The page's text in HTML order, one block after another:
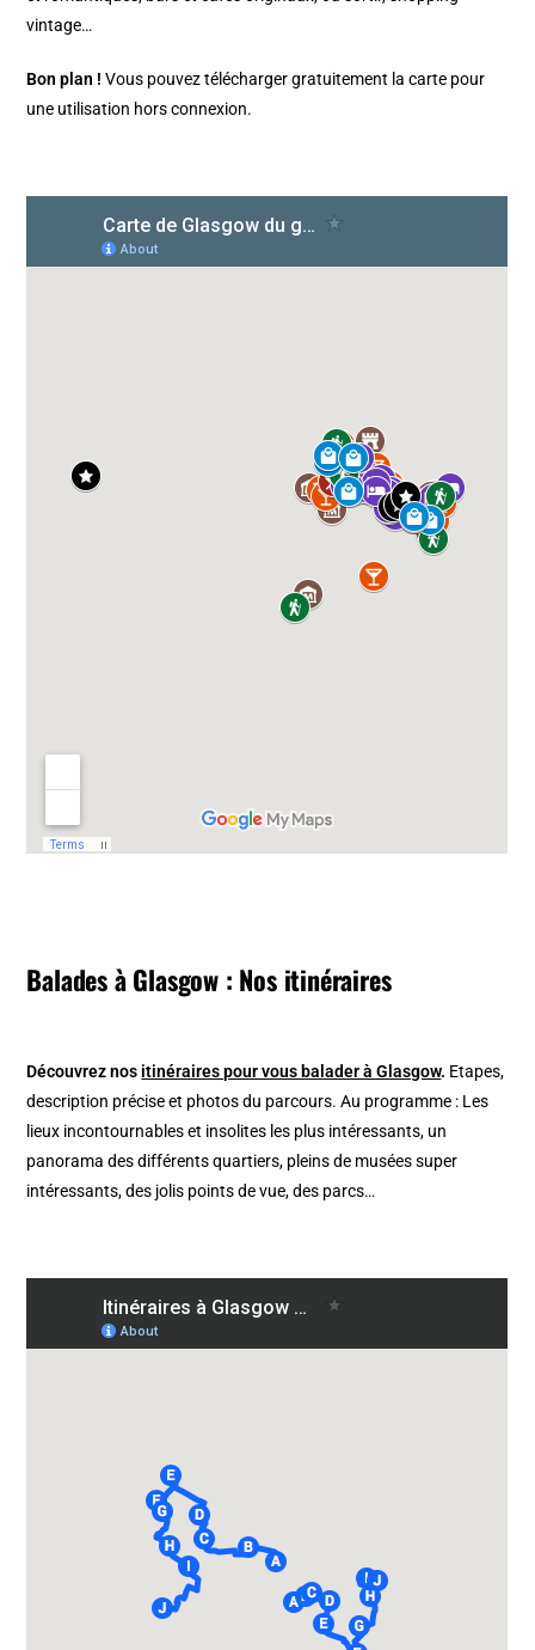
vintage…
Bon plan ! Vous pouvez télécharger gratuitement la carte pour
une utilisation hors connexion.
Balades à Glasgow : Nos itinéraires
Découvrez nos itinéraires pour vous balader à Glasgow. Etapes,
description précise et photos du parcours. Au programme : Les
lieux incontournables et insolites les plus intéressants, un
panorama des différents quartiers, pleins de musées super
intéressants, des jolis points de vue, des parcs…